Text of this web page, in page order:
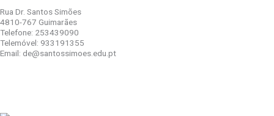
Rua Dr. Santos Simões
4810-767 Guimarães
Telefone: 253439090
Telemóvel: 933191355
Email: de@santossimoes.edu.pt